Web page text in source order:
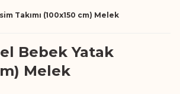
Takımı (100x150 cm) Melek
Bebek Yatak
Melek